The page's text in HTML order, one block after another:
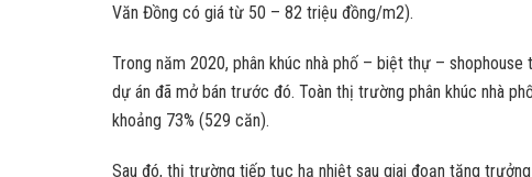
Văn Đồng có giá từ 50 – 82 triệu đồng/m2).
Trong năm 2020, phân khúc nhà phố – biệt thự –
dự án đã mở bán trước đó. Toàn thị trường phân khúc nhà
khoảng 73% (529 căn).
Sau đó, thị trường tiếp tục hạ nhiệt sau giai đoạn tăng